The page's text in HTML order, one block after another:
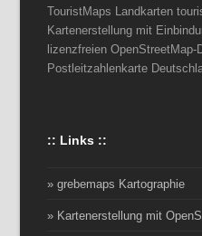
TouristMaps Landkarten
Kartenerstellung mit
lizenzfreien OpenStreetMap-
Postleitzahlenkarte
:: Links ::
» grebemaps Kartographie
» Kartenerstellung mit